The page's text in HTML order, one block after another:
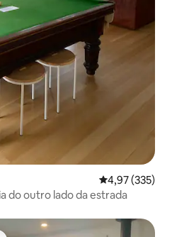
4,97 de uma
4,97 (335)
do outro lado da estrada